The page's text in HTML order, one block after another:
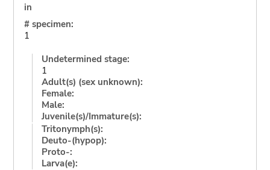
in
# specimen:
1
Undetermined stage:
1
Adult(s) (sex unknown):
Female:
Male:
Juvenile(s)/Immature(s):
Tritonymph(s):
Deuto-(hypop):
Proto-:
Larva(e):